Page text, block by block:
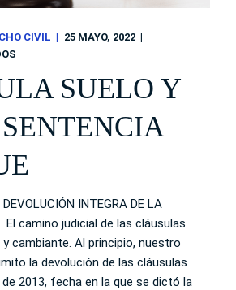
CIVIL
25 MAYO, 2022
SUELO Y
INTEGRA DE LA
El camino judicial de las cláusulas
cambiante. Al principio, nuestro
la devolución de las cláusulas
2013, fecha en la que se dictó la